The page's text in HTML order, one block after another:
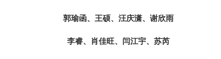
郭瑜函、 王硕、 汪庆潇、 谢欣雨
李睿、 肖佳旺、 闫江宇、 苏芮